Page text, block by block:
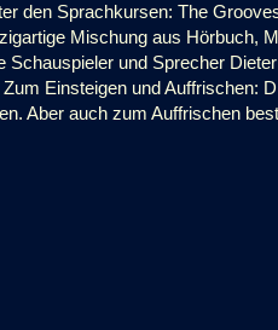
den Sprachkursen: The
Mischung aus Hörbuch,
Schauspieler und Sprecher
Einsteigen und Auffrischen:
Aber auch zum Auffrischen